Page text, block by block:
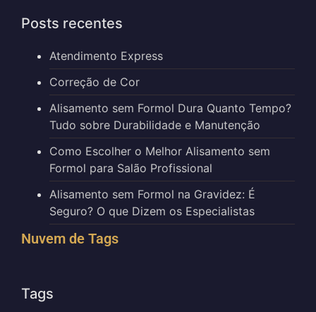
Posts recentes
Atendimento Express
Correção de Cor
Alisamento sem Formol Dura Quanto Tempo?
Tudo sobre Durabilidade e Manutenção
Como Escolher o Melhor Alisamento sem
Formol para Salão Profissional
Alisamento sem Formol na Gravidez: É
Seguro? O que Dizem os Especialistas
Nuvem de Tags
Tags